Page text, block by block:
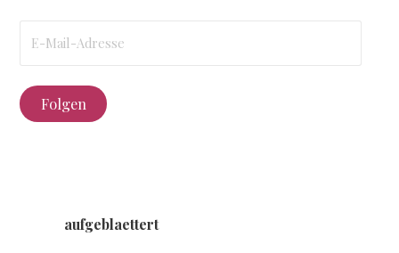
Mail-
Folgen
aufgeblaettert